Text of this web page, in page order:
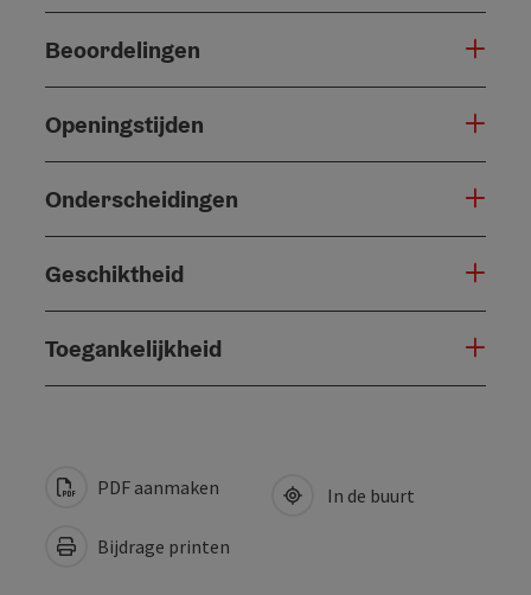
Beoordelingen
Openingstijden
Onderscheidingen
Geschiktheid
Toegankelijkheid
PDF aanmaken
Bijdrage printen
In de buurt